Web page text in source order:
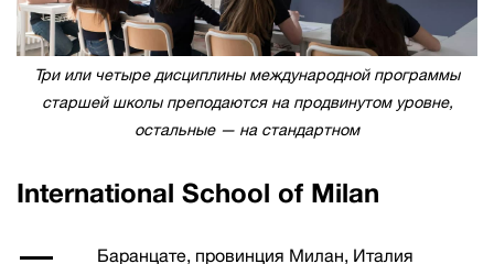
Три или четыре дисциплины международной программы
старшей школы преподаются на продвинутом уровне,
остальные — на стандартном
International School of Milan
Баранцате, провинция Милан, Италия